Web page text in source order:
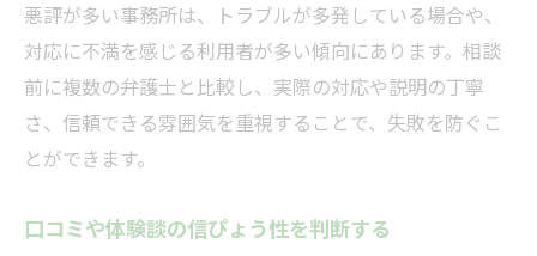
悪評が多い事務所は、トラブルが多発している場合や、
対応に不満を感じる利用者が多い傾向にあります。相談
前に複数の弁護士と比較し、実際の対応や説明の丁寧
さ、信頼できる雰囲気を重視することで、失敗を防ぐこ
とができます。
口コミや体験談の信ぴょう性を判断する